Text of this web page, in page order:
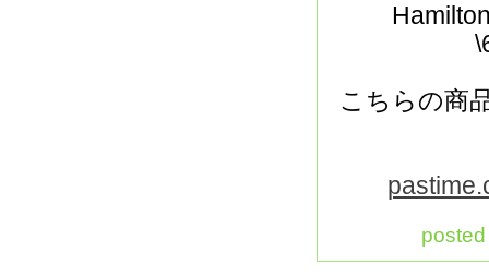
こちらの商